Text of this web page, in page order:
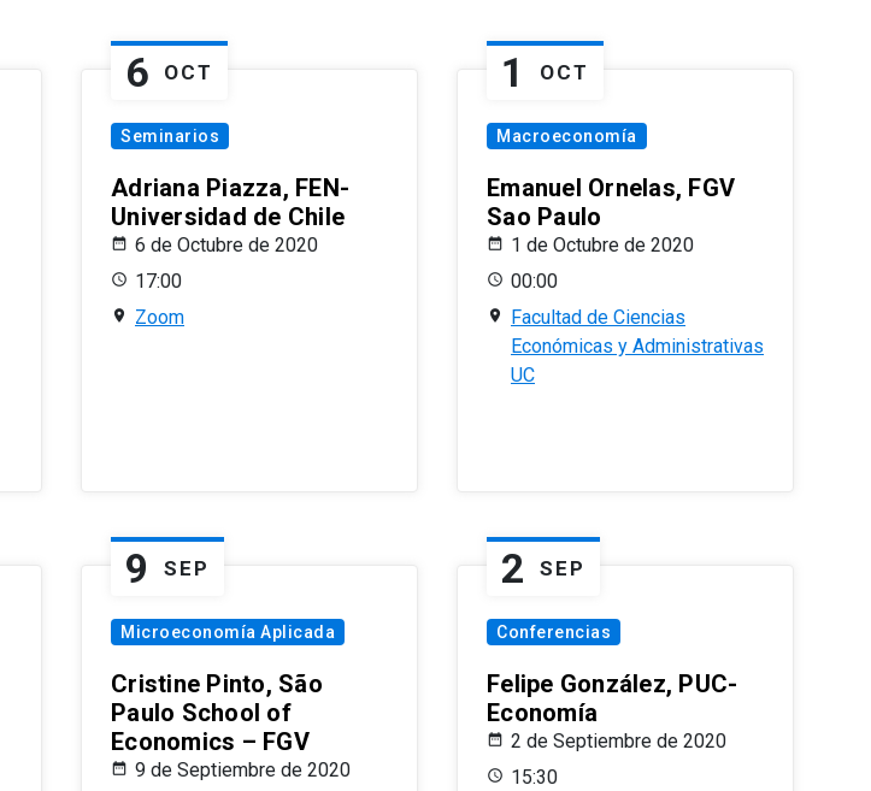
6 OCT
Seminarios
Adriana Piazza, FEN-
Universidad de Chile
6 de Octubre de 2020
17:00
Zoom
1 OCT
Macroeconomía
Emanuel Ornelas, FGV
Sao Paulo
1 de Octubre de 2020
00:00
Facultad de Ciencias
Económicas y Administrativas
UC
9 SEP
Microeconomía Aplicada
Cristine Pinto, São
Paulo School of
Economics – FGV
9 de Septiembre de 2020
2 SEP
Conferencias
Felipe González, PUC-
Economía
2 de Septiembre de 2020
15:30